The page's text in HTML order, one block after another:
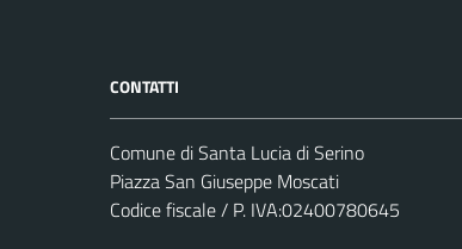
CONTATTI
Comune di Santa Lucia di Serino
Piazza San Giuseppe Moscati
Codice fiscale / P. IVA:02400780645